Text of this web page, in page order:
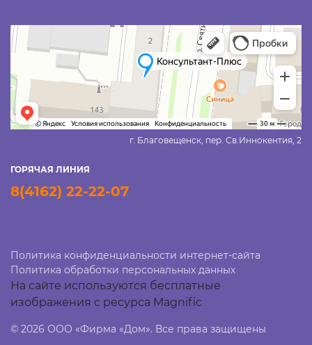
г. Благовещенск, пер. Св.Иннокентия, 2
ГОРЯЧАЯ ЛИНИЯ
8(4162) 22-22-07
Политика конфиденциальности интернет-сайта
Политика обработки персональных данных
На сайте используются бесплатные
изображения с ресурса Magnific
© 2026 ООО «Фирма «Дом». Все права защищены